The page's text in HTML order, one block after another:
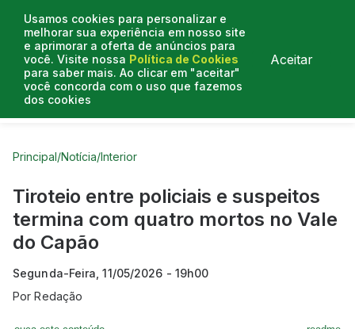
Usamos cookies para personalizar e
melhorar sua experiência em nosso site
e aprimorar a oferta de anúncios para
você. Visite nossa Política de Cookies
para saber mais. Ao clicar em "aceitar"
você concorda com o uso que fazemos
dos cookies
Aceitar
Curtas do Poder
Principal/Notícia/Interior
Tiroteio entre policiais e suspeitos
termina com quatro mortos no Vale
do Capão
Segunda-Feira, 11/05/2026 - 19h00
PorRedação